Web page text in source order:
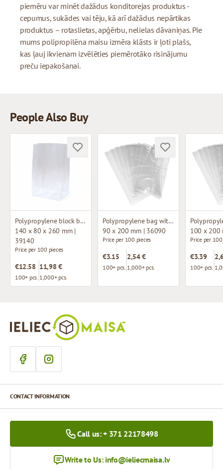
piemēru var minēt dažādus konditorejas produktus -
cepumus, sukādes vai tēju, kā arī dažādus nepārtikas
produktus – rotaslietas, apģērbu, nelielas dāvaniņas. Pie
mums polipropilēna maisu izmēra klāsts ir ļoti plašs,
kas ļauj ikvienam izvēlēties piemērotāko risinājumu
preču iepakošanai.
People Also Buy
Polypropylene block bottom bag
140 x 80 x 260 mm |
39140
Price per 100 pieces
€12.58
100+ pcs.
11,98 €
1,000+ pcs.
Polypropylene bag without fold
90 x 200 mm | 36090
Price per 100 pieces
€3.15
100+ pcs.
2,54 €
1,000+ pcs.
100 x 200
Price per
€3.39
100+ pcs.
CONTACT INFORMATION
Call us: + 371 22178498
Write to Us: info@ieliecmaisa.lv